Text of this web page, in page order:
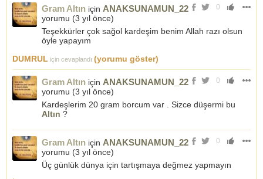
0
Gram Altın için ANAKSUNAMUN_22
yorumu (3 yıl önce)
Teşekkürler çok sağol kardeşim benim Allah razı olsun
öyle yapayım
DUMRUL için cevaplandı (yorumu göster)
0
Gram Altın için ANAKSUNAMUN_22
yorumu (3 yıl önce)
Kardeşlerim 20 gram borcum var . Sizce düşermi bu
Altın ?
0
Gram Altın için ANAKSUNAMUN_22
yorumu (3 yıl önce)
Üç günlük dünya için tartışmaya değmez yapmayın